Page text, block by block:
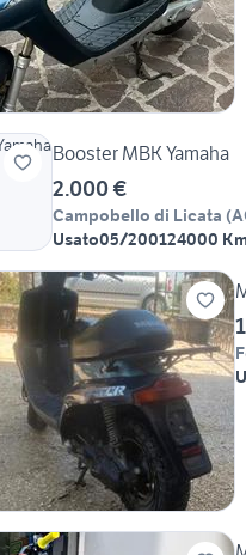
Booster MBK Yamaha
2.000 €
Campobello di Licata (
Usato05/200124000 Km